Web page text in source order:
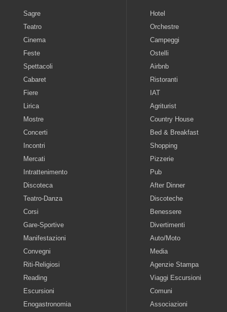
Sagre
Teatro
Cinema
Feste
Spettacoli
Cabaret
Fiere
Lirica
Mostre
Concerti
Incontri
Mercati
Intrattenimento
Discoteca
Teatro-Danza
Corsi
Gare-Sportive
Manifestazioni
Convegni
Riti-Religiosi
Reading
Escursioni
Enogastronomia
Hotel
Orchestre
Campeggi
Ostelli
Airbnb
Ristoranti
IAT
Agriturist
Country House
Bed & Breakfast
Shopping
Pizzerie
Pub
After Dinner
Discoteche
Benessere
Divertimenti
Auto/Moto
Media
Agenzie Stampa
Viaggi Escursioni
Comuni
Associazioni